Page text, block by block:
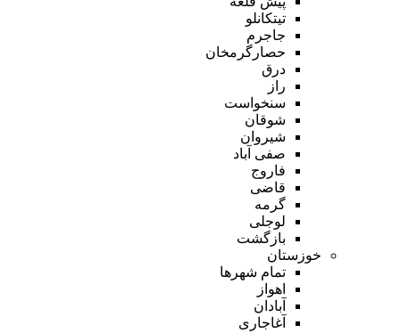
تیتکانلو
جاجرم
حصارگرمخان
درق
راز
سنخواست
شوقان
شیروان
صفی آباد
فاروج
قاضی
گرمه
لوجلی
بازگشت
خوزستان
تمام شهر‌ها
اهواز
آبادان
آغاجاری